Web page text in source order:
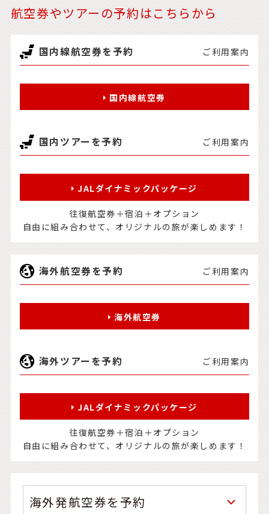
航空券やツアーの予約はこちらから
国内線航空券を予約 ご利用案内
国内線航空券
国内ツアーを予約 ご利用案内
JALダイナミックパッケージ
往復航空券＋宿泊＋オプション
自由に組み合わせて、オリジナルの旅が楽しめます！
海外航空券を予約 ご利用案内
海外航空券
海外ツアーを予約 ご利用案内
JALダイナミックパッケージ
往復航空券＋宿泊＋オプション
自由に組み合わせて、オリジナルの旅が楽しめます！
海外発航空券を予約